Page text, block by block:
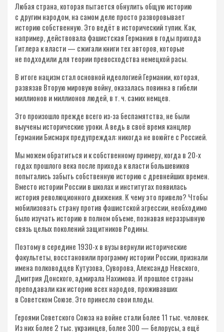
Любая страна, которая пытается обнулить общую историю
с другим народом, на самом деле просто разворовывает
историю собственную. Это ведёт в исторический тупик. Как,
например, действовала фашистская Германия в годы прихода
Гитлера к власти — сжигали книги тех авторов, которые
не подходили для теории превосходства немецкой расы.
В итоге нацизм стал основной идеологией Германии, которая,
развязав Вторую мировую войну, оказалась повинна в гибели
миллионов и миллионов людей, в т. ч. самих немцев.
Это произошло прежде всего из-за беспамятства, не были
выучены исторические уроки. А ведь в своё время канцлер
Германии Бисмарк предупреждал: никогда не воюйте с Россией.
Мы можем обратиться и к собственному примеру, когда в 20-х
годах прошлого века после прихода к власти большевиков
попытались забыть собственную историю с древнейших времен.
Вместо истории России в школах и институтах появилась
история революционного движения. К чему это привело? Чтобы
мобилизовать страну против фашистской агрессии, необходимо
было изучать историю в полном объеме, познавая неразрывную
связь целых поколений защитников Родины.
Поэтому в середине 1930-х в вузы вернули исторические
факультеты, восстановили программу истории России, признали
имена полководцев Кутузова, Суворова, Александр Невского,
Дмитрия Донского, адмирала Нахимова. И прошлое страны
преподавали как историю всех народов, проживавших
в Советском Союзе. Это принесло свои плоды.
Героями Советского Союза на войне стали более 11 тыс. человек.
Из них более 2 тыс. украинцев, более 300 — белорусы, а ещё